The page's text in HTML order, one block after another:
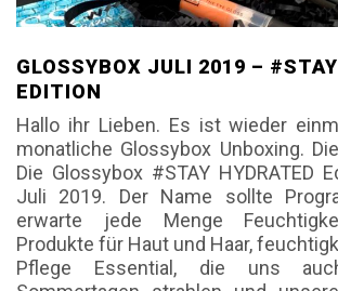
GLOSSYBOX JULI 2019 –
EDITION
Hallo ihr Lieben. Es ist wieder
monatliche Glossybox Unboxing.
Die Glossybox #STAY HYDRATED
Juli 2019. Der Name sollte
erwarte jede Menge
Produkte für Haut und Haar,
Pflege Essential, die uns